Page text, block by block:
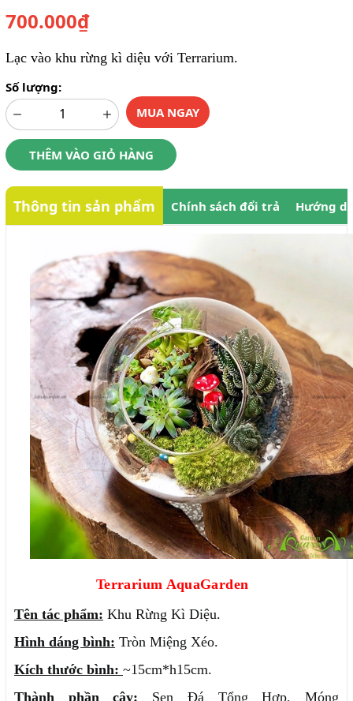
700.000₫
Lạc vào khu rừng kì diệu với Terrarium.
Số lượng:
MUA NGAY
THÊM VÀO GIỎ HÀNG
Thông tin sản phẩm Chính sách đổi trả Hướng
Terrarium AquaGarden
Tên tác phẩm: Khu Rừng Kì Diệu.
Hình dáng bình: Tròn Miệng Xéo.
Kích thước bình: ~15cm*h15cm.
Thành phần cây: Sen Đá Tổng Hợp, Móng